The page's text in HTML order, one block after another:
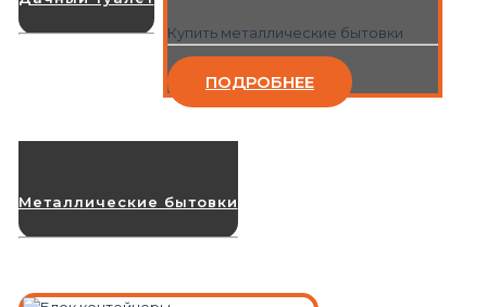
Купить металлические бытовки
ПОДРОБНЕЕ
Металлические бытовки